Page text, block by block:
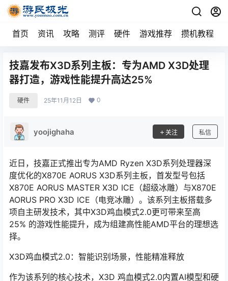
首页 资讯 攻略 测评 硬件 游戏推荐 攒机教程
技嘉发布X3D系列主板：专为AMD X3D处理
器打造，游戏性能提升高达25%
硬件 25年11月12日 0
yoojighaha 关注 私信
近日，技嘉正式推出专为AMD Ryzen X3D系列处理器深
度优化的X870E AORUS X3D系列主板，首发型号包括
X870E AORUS MASTER X3D ICE（超级冰雕）与X870E
AORUS PRO X3D ICE（电竞冰雕）。该系列主板搭载多
项自主研发技术，其中X3D鸡血模式2.0更可带来至高
25% 的游戏性能提升，成为组建高性能AMD平台的理想选
择。
X3D鸡血模式2.0：智能识别场景，性能精准释放
作为该系列的核心技术，X3D 鸡血模式2.0内置AI模型和硬